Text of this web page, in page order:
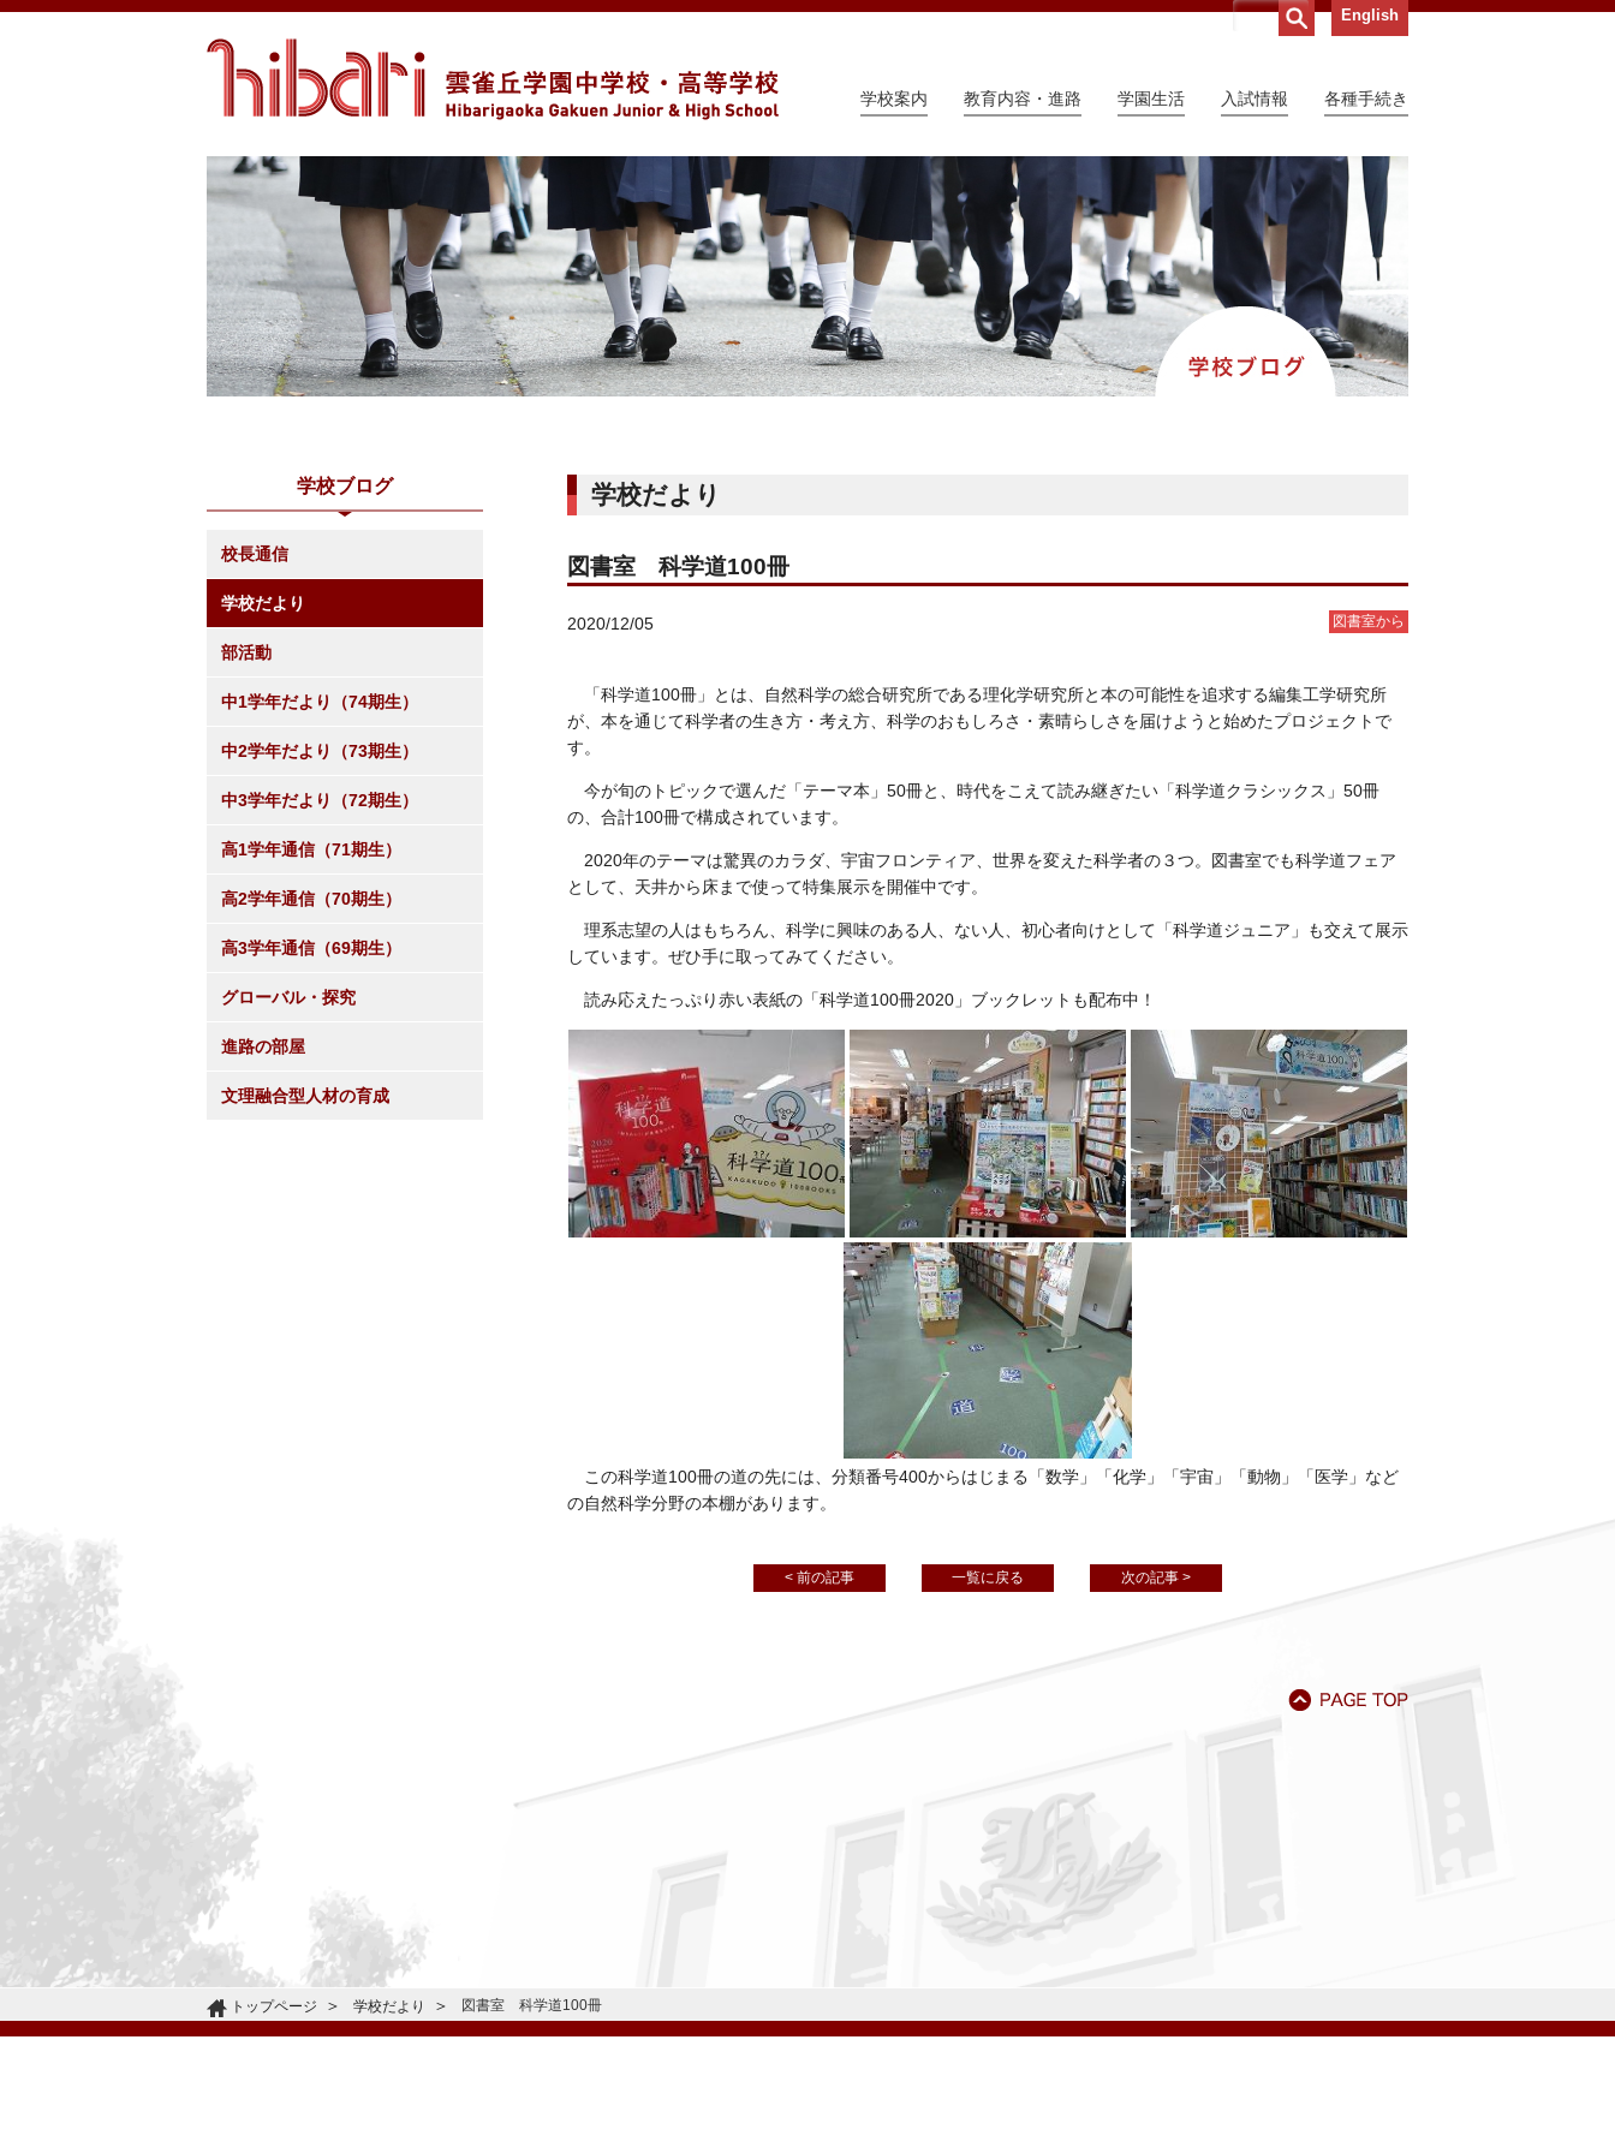
English
学校案内 教育内容・進路 学園生活 入試情報 各種手続き
学校だより
図書室 科学道100冊
2020/12/05 図書室から
「科学道100冊」とは、自然科学の総合研究所である理化学研究所と本の可能性を追求する編集工学研究所
が、本を通じて科学者の生き方・考え方、科学のおもしろさ・素晴らしさを届けようと始めたプロジェクトで
す。
今が旬のトピックで選んだ「テーマ本」50冊と、時代をこえて読み継ぎたい「科学道クラシックス」50冊
の、合計100冊で構成されています。
2020年のテーマは驚異のカラダ、宇宙フロンティア、世界を変えた科学者の３つ。図書室でも科学道フェア
として、天井から床まで使って特集展示を開催中です。
理系志望の人はもちろん、科学に興味のある人、ない人、初心者向けとして「科学道ジュニア」も交えて展示
しています。ぜひ手に取ってみてください。
読み応えたっぷり赤い表紙の「科学道100冊2020」ブックレットも配布中！
この科学道100冊の道の先には、分類番号400からはじまる「数学」「化学」「宇宙」「動物」「医学」など
の自然科学分野の本棚があります。
< 前の記事 一覧に戻る 次の記事 >
学校ブログ
校長通信
学校だより
部活動
中1学年だより（74期生）
中2学年だより（73期生）
中3学年だより（72期生）
高1学年通信（71期生）
高2学年通信（70期生）
高3学年通信（69期生）
グローバル・探究
進路の部屋
文理融合型人材の育成
トップページ 学校だより 図書室 科学道100冊